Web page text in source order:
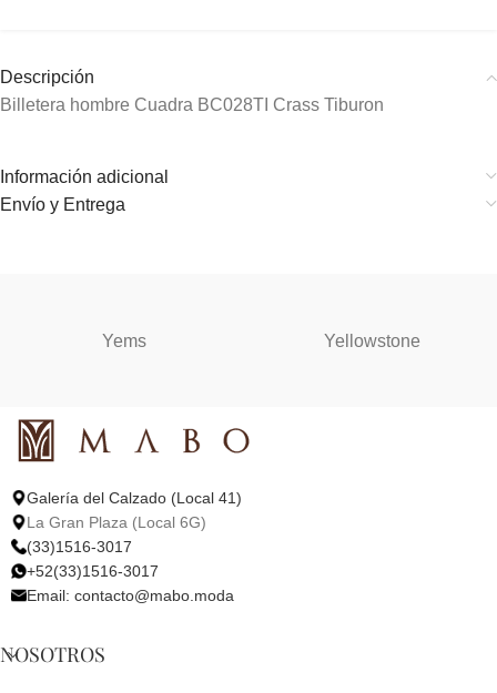
Descripción
Billetera hombre Cuadra BC028TI Crass Tiburon
Información adicional
Envío y Entrega
Yems Yellowstone
Galería del Calzado (Local 41)
La Gran Plaza (Local 6G)
(33)1516-3017
+52(33)1516-3017
Email: contacto@mabo.moda
NOSOTROS